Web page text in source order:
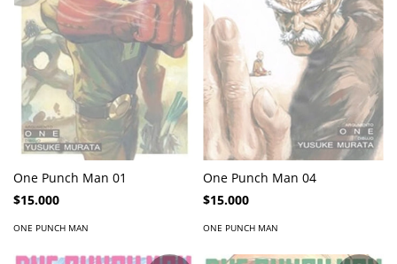
One Punch Man 01
$15.000
ONE PUNCH MAN
One Punch Man 04
$15.000
ONE PUNCH MAN